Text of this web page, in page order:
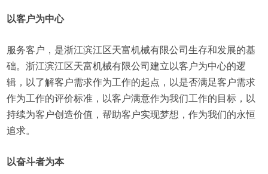
以客户为中心
服务客户，是浙江滨江区天富机械有限公司生存和发展的基
础。浙江滨江区天富机械有限公司建立以客户为中心的逻
辑，以了解客户需求作为工作的起点，以是否满足客户需求
作为工作的评价标准，以客户满意作为我们工作的目标，以
持续为客户创造价值，帮助客户实现梦想，作为我们的永恒
追求。
以奋斗者为本